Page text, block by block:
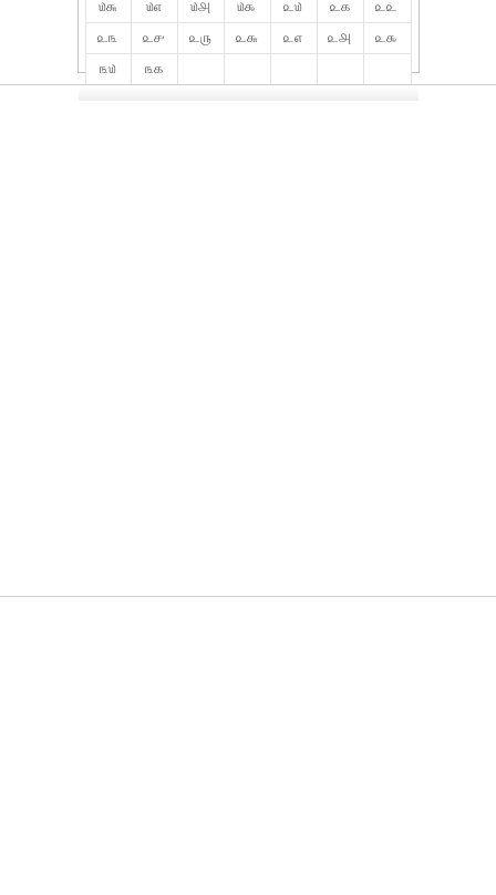
௰௬ ௰௭ ௰௮ ௰௯ ௨௰ ௨௧
௨௨
௨௩
௨௪ ௨௫ ௨௬ ௨௭ ௨௮
௨௯
௩௰
௩௧